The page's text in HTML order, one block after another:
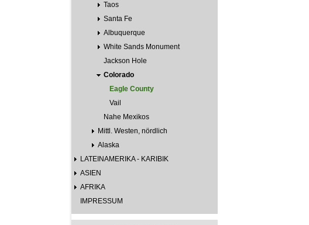
Taos
Santa Fe
Albuquerque
White Sands Monument
Jackson Hole
Colorado
Eagle County
Vail
Nahe Mexikos
Mittl. Westen, nördlich
Alaska
LATEINAMERIKA - KARIBIK
ASIEN
AFRIKA
IMPRESSUM